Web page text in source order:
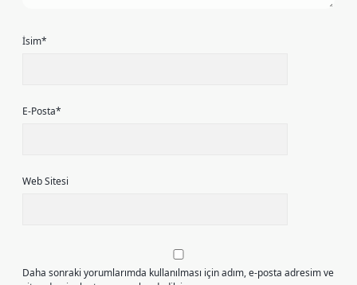
İsim*
E-Posta*
Web Sitesi
Daha sonraki yorumlarımda kullanılması için adım, e-posta adresim ve